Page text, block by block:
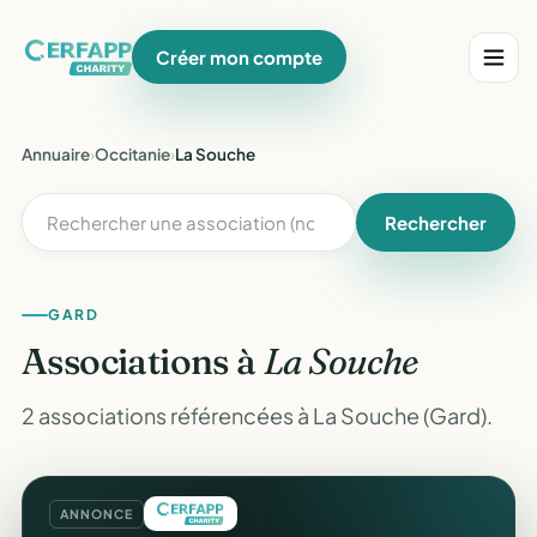
Créer mon compte
Annuaire›Occitanie›La Souche
Rechercher
GARD
Associations àLa Souche
2 associations référencées à La Souche (Gard).
ANNONCE